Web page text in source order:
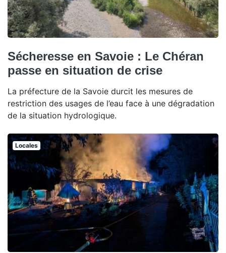
Sécheresse en Savoie : Le Chéran
passe en situation de crise
La préfecture de la Savoie durcit les mesures de
restriction des usages de l’eau face à une dégradation
de la situation hydrologique.
Locales